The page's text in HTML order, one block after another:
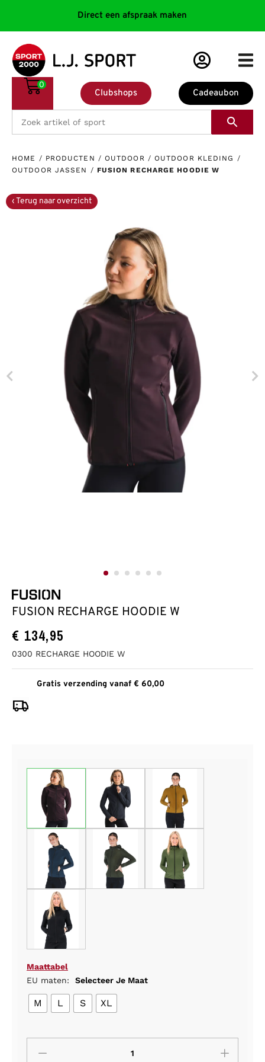
Direct een afspraak maken
Cadeaubon
Clubshops
0
HOME / PRODUCTEN / OUTDOOR / OUTDOOR KLEDING /
OUTDOOR JASSEN / FUSION RECHARGE HOODIE W
FUSION RECHARGE HOODIE W
€ 134,95
0300 RECHARGE HOODIE W
Gratis verzending vanaf € 60,00
Maattabel
EU maten:
Selecteer Je Maat
M L S XL